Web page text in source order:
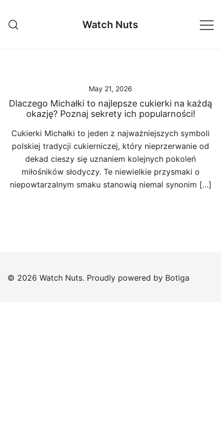
content
Watch Nuts
May 21, 2026
Dlaczego Michałki to najlepsze cukierki na każdą
okazję? Poznaj sekrety ich popularności!
Cukierki Michałki to jeden z najważniejszych symboli
polskiej tradycji cukierniczej, który nieprzerwanie od
dekad cieszy się uznaniem kolejnych pokoleń
miłośników słodyczy. Te niewielkie przysmaki o
niepowtarzalnym smaku stanowią niemal synonim […]
© 2026 Watch Nuts. Proudly powered by Botiga